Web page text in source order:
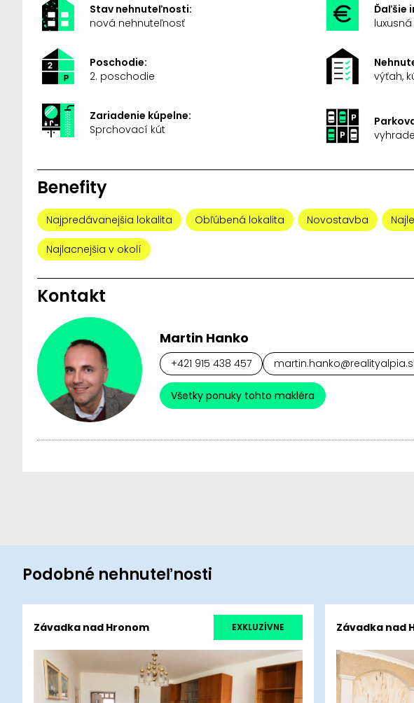
Stav nehnuteľnosti:
nová nehnuteľnosť
Ďaľšie
Poschodie:
2. poschodie
výťah,
Zariadenie kúpelne:
Sprchovací kút
Benefity
Najpredávanejšia lokalita Obľúbená lokalita Novostavba
Najlacnejšia v okolí
Kontakt
Martin Hanko
+421 915 438 457
Všetky ponuky tohto makléra
Podobné nehnuteľnosti
Závadka nad Hronom EXKLUZÍVNE Závadka nad